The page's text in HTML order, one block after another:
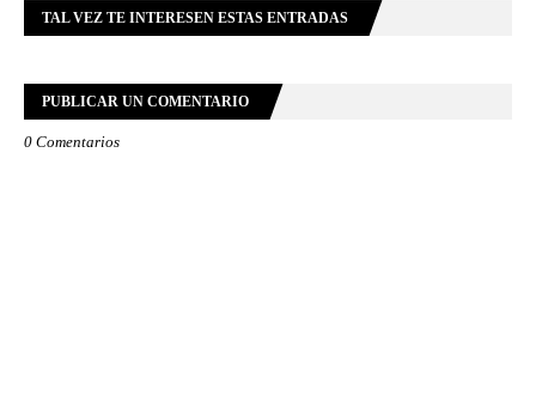
TAL VEZ TE INTERESEN ESTAS ENTRADAS
PUBLICAR UN COMENTARIO
0 Comentarios